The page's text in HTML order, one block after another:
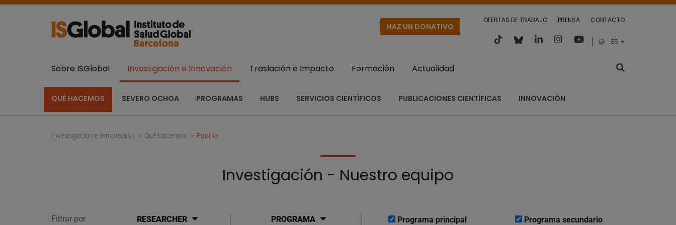
OFERTAS DE TRABAJO PRENSA CONTACTO
ES
HAZ UN DONATIVO
Sobre ISGlobal Investigación e Innovación
QUÉ HACEMOS SEVERO OCHOA PROGRAMAS HUBS SERVICIOS CIENTÍFICOS PUBLICACIONES CIENTÍFICAS INNOVACIÓN
Traslación e Impacto Formación Actualidad
Investigación e Innovación Qué hacemos Equipo
Investigación - Nuestro equipo
Filtrar por RESEARCHER PROGRAMA Programa principal Programa secundario